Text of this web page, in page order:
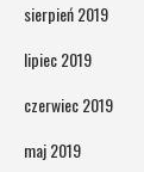
sierpień 2019
lipiec 2019
czerwiec 2019
maj 2019